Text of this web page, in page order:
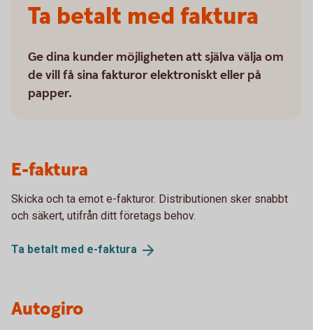
Ta betalt med faktura
Ge dina kunder möjligheten att själva välja om
de vill få sina fakturor elektroniskt eller på
papper.
E-faktura
Skicka och ta emot e-fakturor. Distributionen sker snabbt
och säkert, utifrån ditt företags behov.
Ta betalt med e-faktura
Autogiro